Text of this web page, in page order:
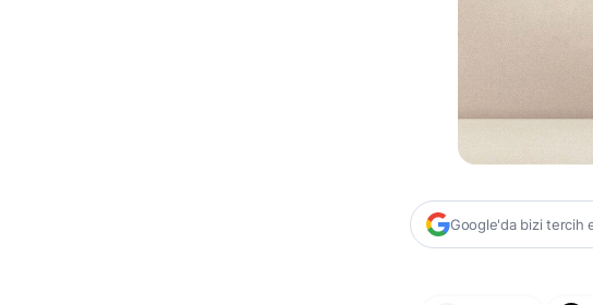
Google'da bizi tercih